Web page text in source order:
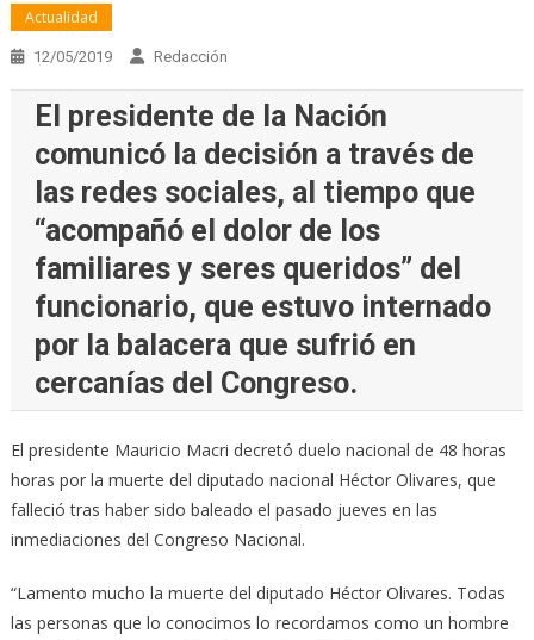
Actualidad
12/05/2019 Redacción
El presidente de la Nación
comunicó la decisión a través de
las redes sociales, al tiempo que
“acompañó el dolor de los
familiares y seres queridos” del
funcionario, que estuvo internado
por la balacera que sufrió en
cercanías del Congreso.
El presidente Mauricio Macri decretó duelo nacional de 48 horas
horas por la muerte del diputado nacional Héctor Olivares, que
falleció tras haber sido baleado el pasado jueves en las
inmediaciones del Congreso Nacional.
“Lamento mucho la muerte del diputado Héctor Olivares. Todas
las personas que lo conocimos lo recordamos como un hombre